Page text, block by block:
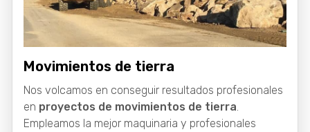
Movimientos de tierra
Nos volcamos en conseguir resultados profesionales
en proyectos de movimientos de tierra
Empleamos la mejor maquinaria y profesionales